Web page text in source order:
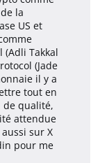
la
US et
(Adli Takkal
(Jade
il y a
tout en
qualité,
attendue
sur X
pour me